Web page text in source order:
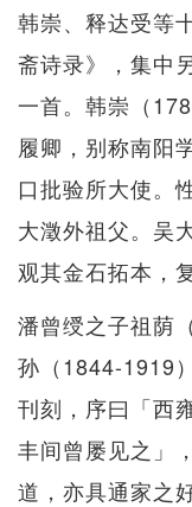
韩崇、释达受等
斋诗录》，集中
一首。韩崇（
履卿，别称南阳
口批验所大使。
大澂外祖父。吴
观其金石拓本，
潘曾绶之子祖荫
孙（1844-1919
刊刻，序曰「西
丰间曾屡见之」
道，亦具通家之